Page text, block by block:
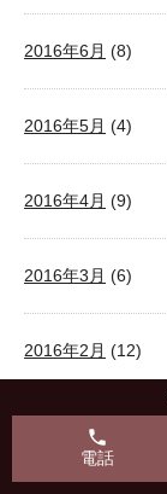
2016年6月 (8)
2016年5月 (4)
2016年4月 (9)
2016年3月 (6)
2016年2月 (12)
2016年1月
phone
電話